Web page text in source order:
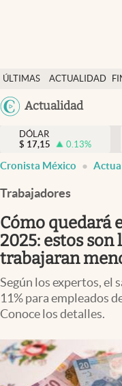
ÚLTIMAS
NOTICIAS
ACTUALIDAD
Actualidad
Actualidad
Finanzas y economía
Dólar y mercados
Pc y celular
Vida y estilo
Tv
Clima
Espiritualidad
Mediakit
DÓLAR
$ 17,15 0.13%
Cronista México
Trabajadores
Cómo quedará
2025: estos
trabajaran
Según los expertos, el
11% para empleados
Conoce los detalles.